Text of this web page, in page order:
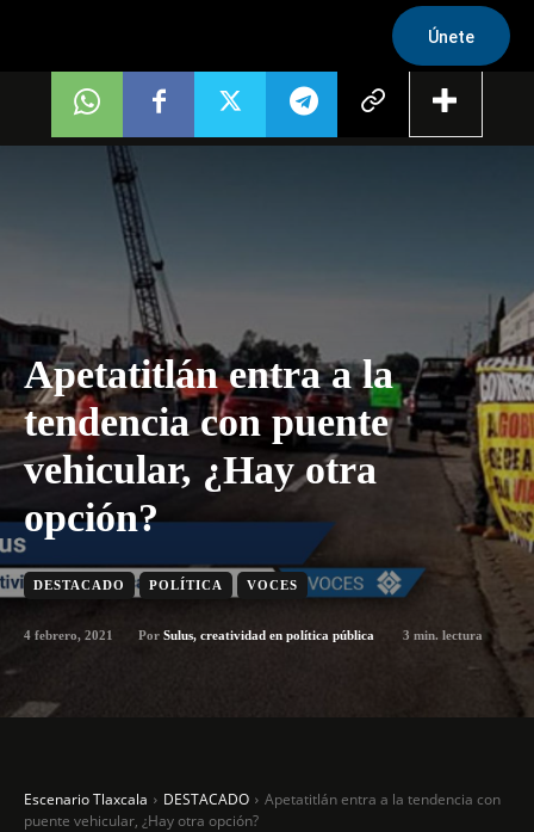
Únete
Apetatitlán entra a la
tendencia con puente
vehicular, ¿Hay otra
opción?
DESTACADO POLÍTICA VOCES
4 febrero, 2021 Por Sulus, creatividad en política pública 3 min. lectura
Escenario Tlaxcala DESTACADO
Apetatitlán entra a la tendencia con
puente vehicular, ¿Hay otra opción?